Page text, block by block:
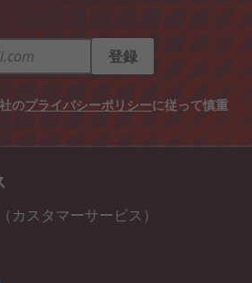
登録
のプライバシーポリシーに従って慎重
カスタマーサービス）